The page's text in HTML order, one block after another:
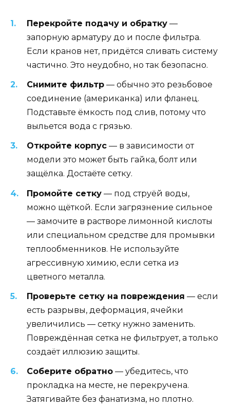
Перекройте подачу и обратку —
запорную арматуру до и после фильтра.
Если кранов нет, придётся сливать систему
частично. Это неудобно, но так безопасно.
Снимите фильтр — обычно это резьбовое
соединение (американка) или фланец.
Подставьте ёмкость под слив, потому что
выльется вода с грязью.
Откройте корпус — в зависимости от
модели это может быть гайка, болт или
защёлка. Достаёте сетку.
Промойте сетку — под струёй воды,
можно щёткой. Если загрязнение сильное
— замочите в растворе лимонной кислоты
или специальном средстве для промывки
теплообменников. Не используйте
агрессивную химию, если сетка из
цветного металла.
Проверьте сетку на повреждения — если
есть разрывы, деформация, ячейки
увеличились — сетку нужно заменить.
Повреждённая сетка не фильтрует, а только
создаёт иллюзию защиты.
Соберите обратно — убедитесь, что
прокладка на месте, не перекручена.
Затягивайте без фанатизма, но плотно.